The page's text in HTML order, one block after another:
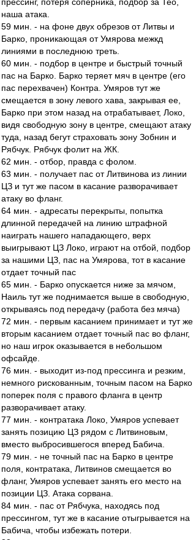
наша атака.
59 мин. - на фоне двух обрезов от Литвы и
Барко, проникающая от Умярова межкд
линиями в последнюю треть.
60 мин. - подбор в центре и быстрый точный
пас на Барко. Барко теряет мяч в центре (его
пас перехвачен) Контра. Умяров тут же
смещается в зону левого хава, закрывая ее,
Барко при этом назад на отрабатывает, Локо,
видя свободную зону в центре, смещают атаку
туда, назад бегут страховать зону Зобнин и
Рябчук. Рябчук фолит на ЖК.
62 мин. - отбор, правда с фолом.
63 мин. - получает пас от Литвинова из линии
ЦЗ и тут же пасом в касание разворачивает
атаку во фланг.
64 мин. - адресаты перекрыты, попытка
длинной передачей на линию штрафной
наиграть нашего нападающего, верх
выигрывают ЦЗ Локо, играют на отбой, подбор
за нашими ЦЗ, пас на Умярова, тот в касание
отдает точный пас
65 мин. - Барко опускается ниже за мячом,
Наиль тут же поднимается выше в свободную,
открываясь под передачу (работа без мяча)
72 мин. - первым касанием принимает и тут же
вторым касанием отдает точный пас во фланг,
но наш игрок оказывается в небольшом
офсайде.
76 мин. - выходит из-под прессинга и резким,
немного рискованным, точным пасом на Барко
поперек поля с правого фланга в центр
разворачивает атаку.
77 мин. - контратака Локо, Умяров успевает
занять позицию ЦЗ рядом с Литвиновым,
вместо выбросившегося вперед Бабича.
79 мин. - не точный пас на Барко в центре
поля, контратака, Литвинов смещается во
фланг, Умяров успевает занять его место на
позиции ЦЗ. Атака сорвана.
84 мин. - пас от Рябчука, находясь под
прессингом, тут же в касание отыгрывается на
Бабича, чтобы избежать потери.